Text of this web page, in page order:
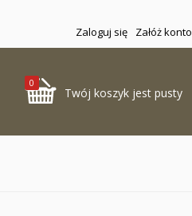
Zaloguj się Załóż konto
0
Twój koszyk jest pusty